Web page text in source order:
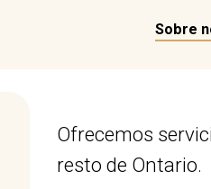
Sobre
Ofrecemos
resto de Ontario.